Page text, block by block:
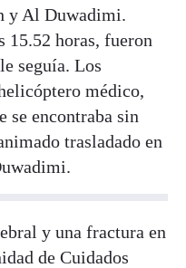
y Al Duwadimi.
15.52 horas, fueron
seguía. Los
médico,
se encontraba sin
trasladado en
y una fractura en
de Cuidados